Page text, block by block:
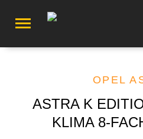
OPEL
ASTRA K
KLIMA 8-